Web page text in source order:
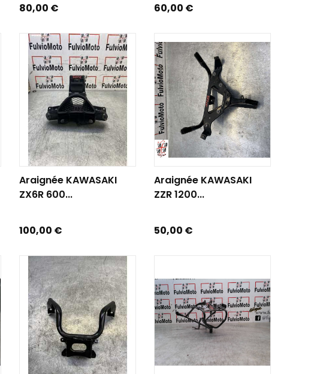
Prix
80,00 € Prix
60,00 €
AJOUTER AU PANIER
Araignée KAWASAKI
ZX6R 600...
Prix
100,00 €
Araignée KAWASAKI
ZZR 1200...
Prix
50,00 €